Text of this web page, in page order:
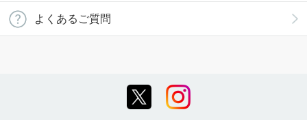
よくあるご質問